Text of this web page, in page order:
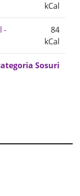
kCal
-
84
kCal
Sosuri